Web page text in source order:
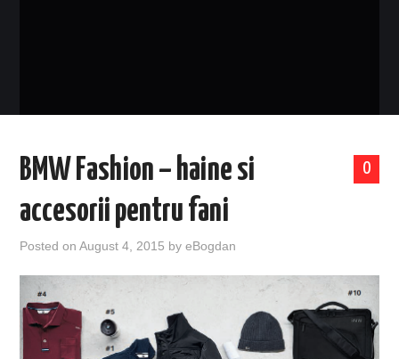
0
BMW Fashion – haine si
accesorii pentru fani
Posted onAugust 4, 2015 byeBogdan